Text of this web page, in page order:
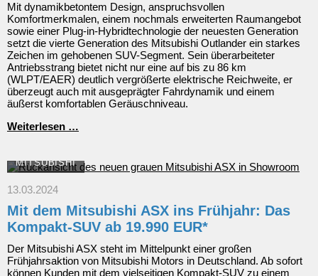
Mit dynamikbetontem Design, anspruchsvollen
Komfortmerkmalen, einem nochmals erweiterten Raumangebot
sowie einer Plug-in-Hybridtechnologie der neuesten Generation
setzt die vierte Generation des Mitsubishi Outlander ein starkes
Zeichen im gehobenen SUV-Segment. Sein überarbeiteter
Antriebsstrang bietet nicht nur eine auf bis zu 86 km
(WLPT/EAER) deutlich vergrößerte elektrische Reichweite, er
überzeugt auch mit ausgeprägter Fahrdynamik und einem
äußerst komfortablen Geräuschniveau.
Weiterlesen …
Plug-
in
Design
und
hochwertige
Ausstattungen
MITSUBISHI
13.03.2024
Mit dem Mitsubishi ASX ins Frühjahr: Das
Kompakt-SUV ab 19.990 EUR*
Der Mitsubishi ASX steht im Mittelpunkt einer großen
Frühjahrsaktion von Mitsubishi Motors in Deutschland. Ab sofort
können Kunden mit dem vielseitigen Kompakt-SUV zu einem